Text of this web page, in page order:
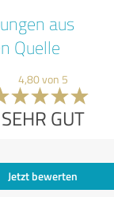
aus
Quelle
4,80 von 5
SEHR GUT
Jetzt bewerten